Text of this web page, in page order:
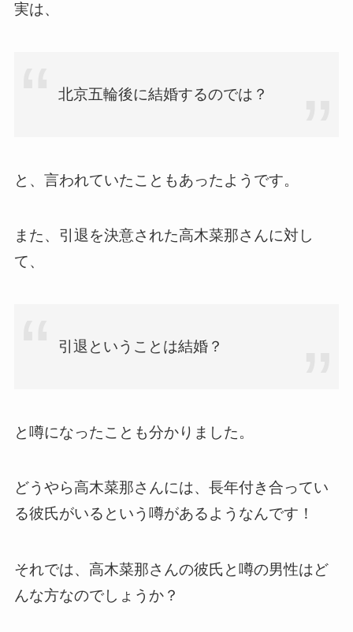
実は、
北京五輪後に結婚するのでは？
と、言われていたこともあったようです。
また、引退を決意された高木菜那さんに対し
て、
引退ということは結婚？
と噂になったことも分かりました。
どうやら高木菜那さんには、長年付き合ってい
る彼氏がいるという噂があるようなんです！
それでは、高木菜那さんの彼氏と噂の男性はど
んな方なのでしょうか？